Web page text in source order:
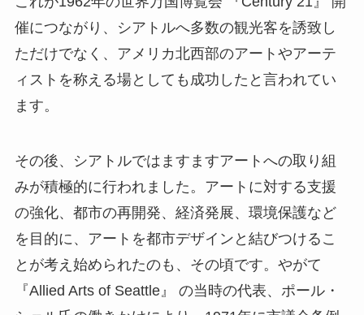
催につながり、シアトルへ多数の観光客を誘致し
ただけでなく、アメリカ北西部のアートやアーテ
ィストを称える場としても成功したと言われてい
ます。
その後、シアトルではますますアートへの取り組
みが積極的に行われました。アートに対する支援
の強化、都市の再開発、経済発展、環境保護など
を目的に、アートを都市デザインと結びつけるこ
とが考え始められたのも、その頃です。やがて
『Allied Arts of Seattle』 の当時の代表、ポール・